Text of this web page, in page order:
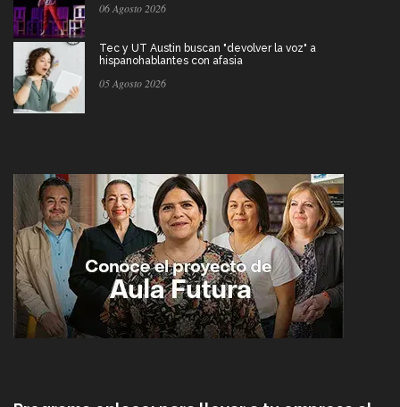
06 Agosto 2026
Tec y UT Austin buscan "devolver la voz" a
hispanohablantes con afasia
05 Agosto 2026